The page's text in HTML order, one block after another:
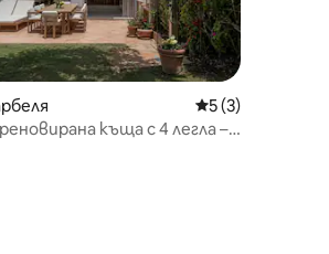
5, 19 отзива
Средна оценка:
5 (3)
къща с 4 легла –